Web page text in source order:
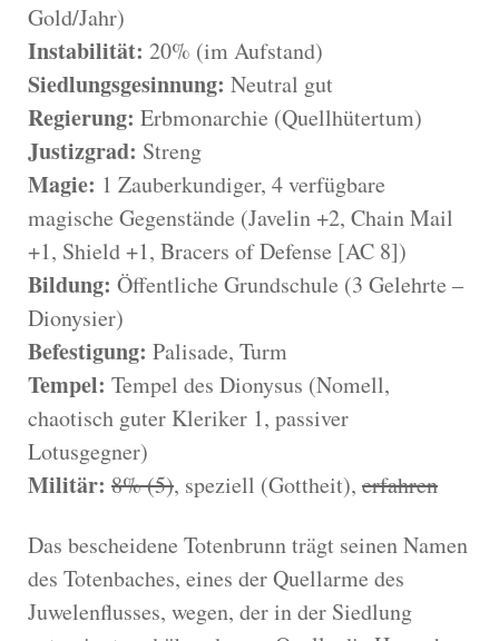
Gold/Jahr)
Instabilität: 20% (im Aufstand)
Siedlungsgesinnung: Neutral gut
Regierung: Erbmonarchie (Quellhütertum)
Justizgrad: Streng
Magie: 1 Zauberkundiger, 4 verfügbare
magische Gegenstände (Javelin +2, Chain Mail
+1, Shield +1, Bracers of Defense [AC 8])
Bildung: Öffentliche Grundschule (3 Gelehrte –
Dionysier)
Befestigung: Palisade, Turm
Tempel: Tempel des Dionysus (Nomell,
chaotisch guter Kleriker 1, passiver
Lotusgegner)
Militär: 8% (5), speziell (Gottheit), erfahren
Das bescheidene Totenbrunn trägt seinen Namen
des Totenbaches, eines der Quellarme des
Juwelenflusses, wegen, der in der Siedlung